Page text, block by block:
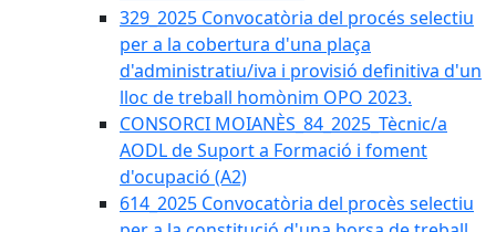
329_2025 Convocatòria del procés selectiu
per a la cobertura d'una plaça
d'administratiu/iva i provisió definitiva d'un
lloc de treball homònim OPO 2023.
CONSORCI MOIANÈS_84_2025_Tècnic/a
AODL de Suport a Formació i foment
d'ocupació (A2)
614_2025 Convocatòria del procès selectiu